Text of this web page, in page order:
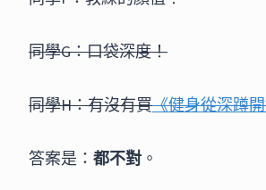
同學G：口袋深度！
同學H：有沒有買《健身從深蹲
答案是： 都不對 。